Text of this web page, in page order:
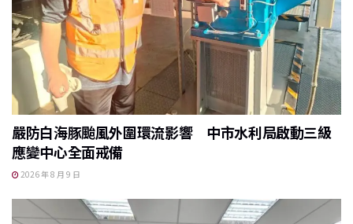
嚴防白海豚颱風外圍環流影響 中市水利局啟動三級
應變中心全面戒備
2026 年 8 月 9 日